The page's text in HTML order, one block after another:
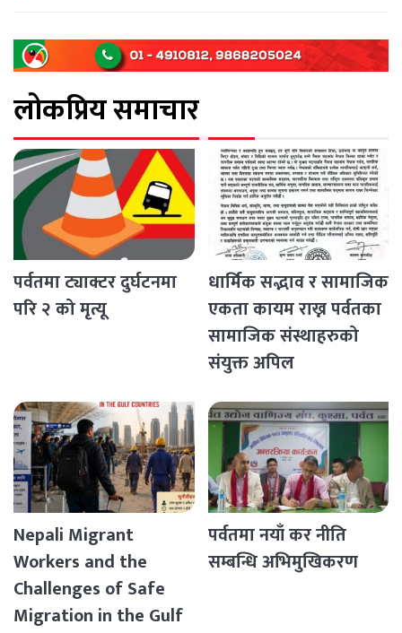
पश्चिम राजमार्ग अवरुद्ध [...]
लोकप्रिय समाचार
पर्वतमा ट्याक्टर दुर्घटनमा
परि २ को मृत्यू
धार्मिक सद्भाव र सामाजिक
एकता कायम राख्न पर्वतका
सामाजिक संस्थाहरुको
संयुक्त अपिल
Nepali Migrant
Workers and the
Challenges of Safe
Migration in the Gulf
पर्वतमा नयाँ कर नीति
सम्बन्धि अभिमुखिकरण